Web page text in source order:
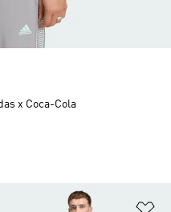
a la lista de deseos
x Coca-Cola